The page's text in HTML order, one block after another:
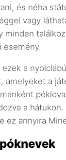
és néha
vagy
minden
esemény.
a
amelyeket a
a
ez annyira